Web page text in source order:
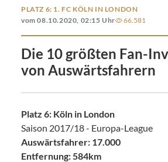
PLATZ 6: 1. FC KÖLN IN LONDON
vom 08.10.2020, 02:15 Uhr
66.581
Die 10 größten Fan-
von Auswärtsfahrern
Platz 6: Köln in London
Saison 2017/18 - Europa-League
Auswärtsfahrer: 17.000
Entfernung: 584km